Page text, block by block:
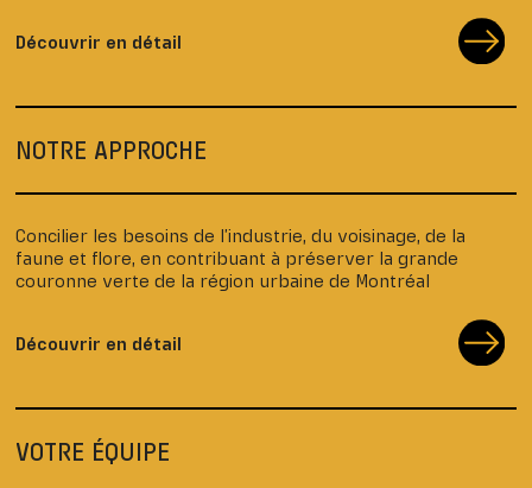
Découvrir en détail
NOTRE APPROCHE
Concilier les besoins de l’industrie, du voisinage, de la
faune et flore, en contribuant à préserver la grande
couronne verte de la région urbaine de Montréal
Découvrir en détail
VOTRE ÉQUIPE